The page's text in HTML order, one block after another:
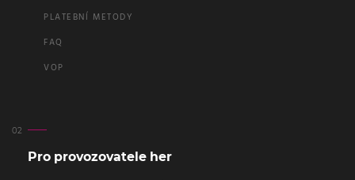
PLATEBNÍ METODY
FAQ
VOP
Pro provozovatele her